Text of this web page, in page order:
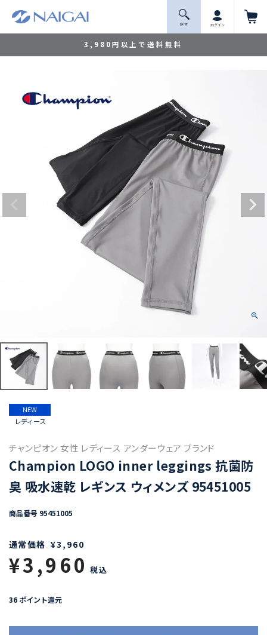
3,980円以上で送料無料
探 す ログイン
NEW
レディース
チャンピオン 女性 レディース アンダーウェア ブランド
Champion LOGO inner leggings 抗菌防
臭 吸水速乾 レギンス ウィメンズ 95451005
商品番号 95451005
通常価格 ¥3,960
¥3,960 税込
36 ポイント還元